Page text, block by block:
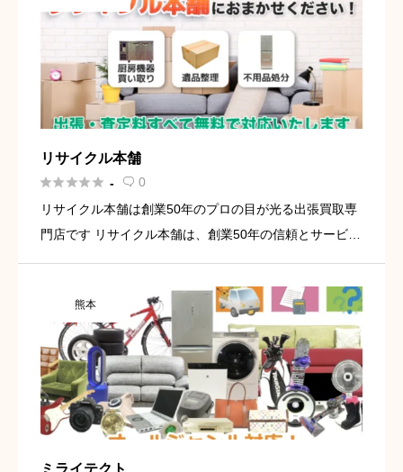
リサイクル本舗
 -  0
リサイクル本舗は創業50年のプロの目が光る出張買取専
門店です リサイクル本舗は、創業50年の信頼とサービス
品、農機具から建機にいたるまで幅広い種類の不要品を
買取しておりま […]
熊本